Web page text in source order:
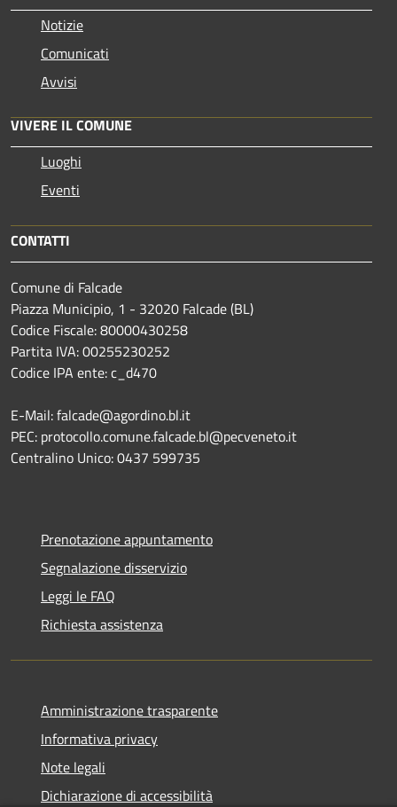
Notizie
Comunicati
Avvisi
VIVERE IL COMUNE
Luoghi
Eventi
CONTATTI
Comune di Falcade
Piazza Municipio, 1 - 32020 Falcade (BL)
Codice Fiscale: 80000430258
Partita IVA: 00255230252
Codice IPA ente: c_d470
E-Mail: falcade@agordino.bl.it
PEC: protocollo.comune.falcade.bl@pecveneto.it
Centralino Unico: 0437 599735
Prenotazione appuntamento
Segnalazione disservizio
Leggi le FAQ
Richiesta assistenza
Amministrazione trasparente
Informativa privacy
Note legali
Dichiarazione di accessibilità